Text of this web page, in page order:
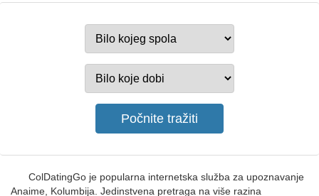
ColDatingGo je popularna internetska služba za upoznavanje
Anaime, Kolumbija. Jedinstvena pretraga na više razina